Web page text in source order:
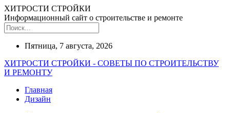
ХИТРОСТИ СТРОЙКИ
Информационный сайт о строительстве и ремонте
Пятница, 7 августа, 2026
ХИТРОСТИ СТРОЙКИ - СОВЕТЫ ПО СТРОИТЕЛЬСТВУ
И РЕМОНТУ
Главная
Дизайн